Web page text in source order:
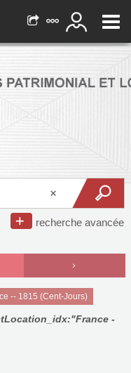
recherche avancée
-- 1815 (Cent-Jours)
-